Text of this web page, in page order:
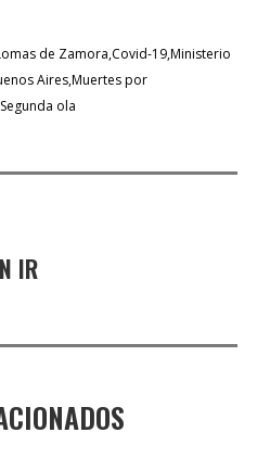
de Zamora Covid-19Ministerio
AiresMuertes por
Segunda ola
IR